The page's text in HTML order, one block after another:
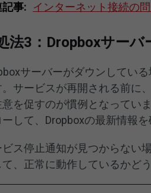
記事: インターネット接続の
法3：Dropboxサーバ
サーバーがダウンしてい
。サービスが再開される前に
意を促すのが慣例となってい
ーして、Dropboxの最新情報を
ス停止通知が見つからない場
て、正常に動作しているかど